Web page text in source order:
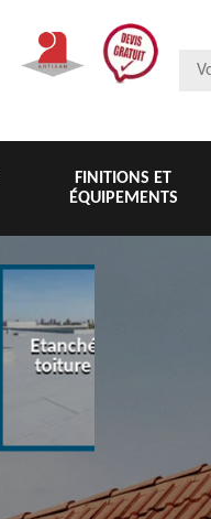
FINITIONS ET
ÉQUIPEMENTS
Etanchéité
toiture 76